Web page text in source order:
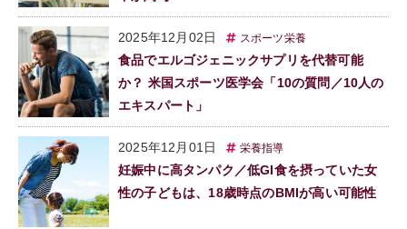
2025年12月02日 スポーツ栄養
食品でエルゴジェニックサプリを代替可能
か？ 米国スポーツ医学会「10の質問／10人の
エキスパート」
2025年12月01日 栄養指導
妊娠中に高タンパク／低GI食を摂っていた女
性の子どもは、18歳時点のBMIが高い可能性